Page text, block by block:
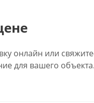
онлайн или
для вашего объекта.